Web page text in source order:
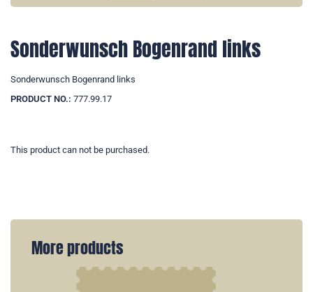
Sonderwunsch Bogenrand links
Sonderwunsch Bogenrand links
PRODUCT NO.: 777.99.17
This product can not be purchased.
More products